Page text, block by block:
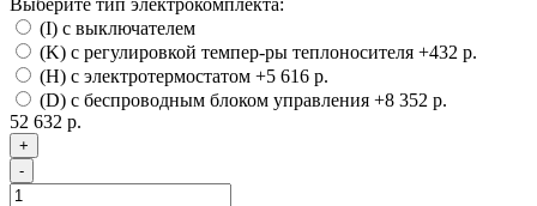
Выберите тип электрокомплекта:
(I) с выключателем
(K) с регулировкой темпер-ры теплоносителя +432 р.
(H) с электротермостатом +5 616 р.
(D) с беспроводным блоком управления +8 352 р.
52 632 р.
+
-